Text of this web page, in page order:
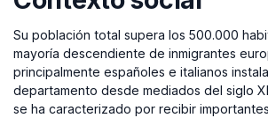
Su población total supera los 500.000
mayoría descendiente de inmigrantes
principalmente españoles e italianos
departamento desde mediados del siglo
se ha caracterizado por recibir